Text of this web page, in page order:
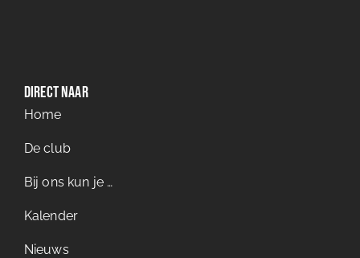
Direct naar
Home
De club
Bij ons kun je …
Kalender
Nieuws